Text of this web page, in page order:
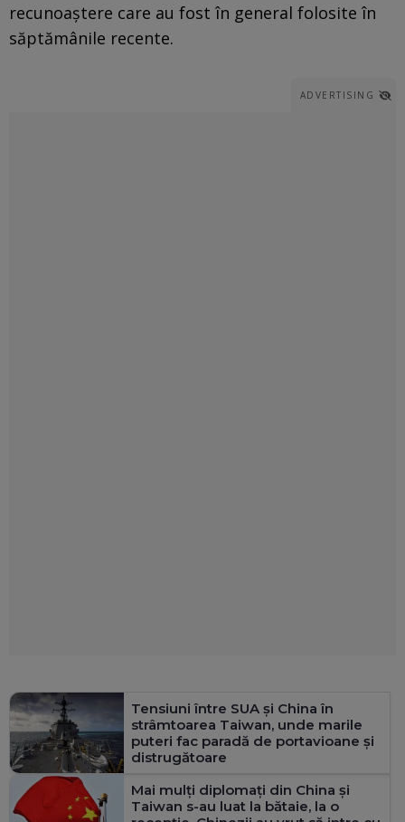
recunoaştere care au fost în general folosite în
săptămânile recente.
ADVERTISING
Tensiuni între SUA și China în
strâmtoarea Taiwan, unde marile
puteri fac paradă de portavioane și
distrugătoare
Mai mulţi diplomați din China și
Taiwan s-au luat la bătaie, la o